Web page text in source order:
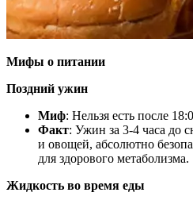
Мифы о питании
Поздний ужин
Миф: Нельзя есть после
Факт: Ужин за 3-4 часа до
и овощей, абсолютно
для здорового метаболизма.
Жидкость во время еды